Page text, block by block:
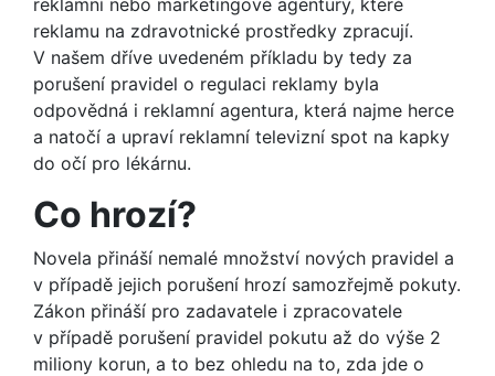
reklamní nebo marketingové agentury, které
reklamu na zdravotnické prostředky zpracují.
V našem dříve uvedeném příkladu by tedy za
porušení pravidel o regulaci reklamy byla
odpovědná i reklamní agentura, která najme herce
a natočí a upraví reklamní televizní spot na kapky
do očí pro lékárnu.
Co hrozí?
Novela přináší nemalé množství nových pravidel a
v případě jejich porušení hrozí samozřejmě pokuty.
Zákon přináší pro zadavatele i zpracovatele
v případě porušení pravidel pokutu až do výše 2
miliony korun, a to bez ohledu na to, zda jde o